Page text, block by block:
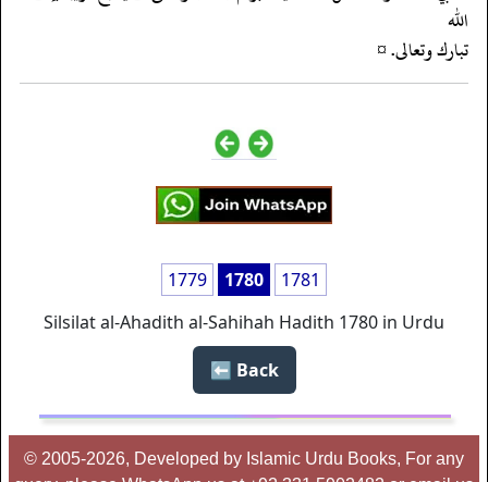
الله
‏‏‏‏تبارك وتعالى. ¤
1779 1780
1781
Silsilat al-Ahadith al-Sahihah Hadith 1780 in Urdu
Back ⬅️
© 2005-2026, Developed by Islamic Urdu Books, For any